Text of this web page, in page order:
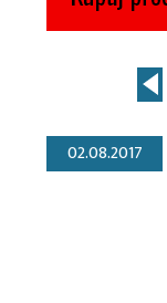
02.08.2017